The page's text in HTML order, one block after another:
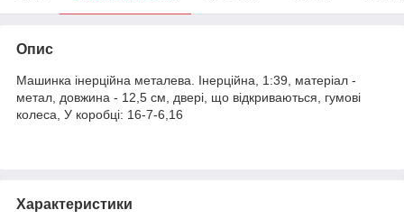
Опис
Машинка інерційна металева. Інерційна, 1:39, матеріал -
метал, довжина - 12,5 см, двері, що відкриваються, гумові
колеса, У коробці: 16-7-6,16
Характеристики